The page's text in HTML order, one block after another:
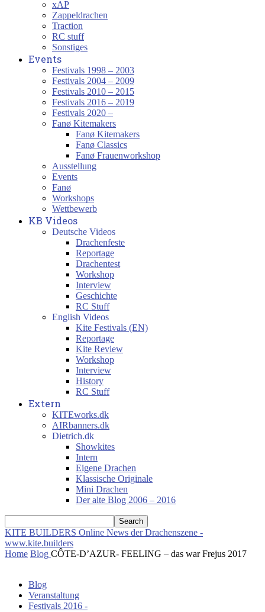
xAP
Zappeldrachen
Traction
RC stuff
Sonstiges
Events
Festivals 1998 – 2003
Festivals 2004 – 2009
Festivals 2010 – 2015
Festivals 2016 – 2019
Festivals 2020 –
Fanø Kitemakers
Fanø Kitemakers
Fanø Classics
Fanø Frauenworkshop
Ausstellung
Events
Fanø
Workshops
Wettbewerb
KB Videos
Deutsche Videos
Drachenfeste
Reportage
Drachentest
Workshop
Interview
Geschichte
RC Stuff
English Videos
Kite Festivals (EN)
Reportage
Kite Review
Workshop
Interview
History
RC Stuff
Extern
KITEworks.dk
AIRbanners.dk
Dietrich.dk
Showkites
Intern
Eigene Drachen
Klassische Originale
Mini Drachen
Der alte Blog 2006 – 2016
KITE BUILDERS Online News der Drachenszene -
www.kite.builders
Home Blog CÔTE-D’AZUR- FEELING – das war Frejus 2017
Blog
Veranstaltung
Festivals 2016 -